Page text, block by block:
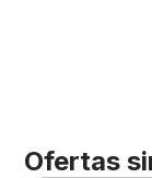
Ofertas